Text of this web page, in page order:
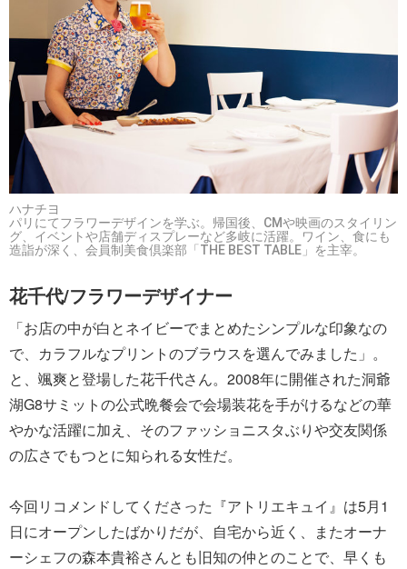
ハナチヨ
パリにてフラワーデザインを学ぶ。帰国後、CMや映画のスタイリン
グ、イベントや店舗ディスプレーなど多岐に活躍。ワイン、食にも
造詣が深く、会員制美食倶楽部「THE BEST TABLE」を主宰。
花千代/フラワーデザイナー
「お店の中が白とネイビーでまとめたシンプルな印象なの
で、カラフルなプリントのブラウスを選んでみました」。
と、颯爽と登場した花千代さん。2008年に開催された洞爺
湖G8サミットの公式晩餐会で会場装花を手がけるなどの華
やかな活躍に加え、そのファッショニスタぶりや交友関係
の広さでもつとに知られる女性だ。
今回リコメンドしてくださった『アトリエキュイ』は5月1
日にオープンしたばかりだが、自宅から近く、またオーナ
ーシェフの森本貴裕さんとも旧知の仲とのことで、早くも